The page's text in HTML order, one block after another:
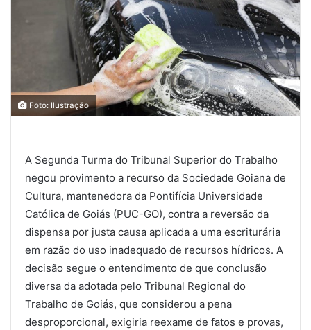
Foto: Ilustração
A Segunda Turma do Tribunal Superior do Trabalho
negou provimento a recurso da Sociedade Goiana de
Cultura, mantenedora da Pontifícia Universidade
Católica de Goiás (PUC-GO), contra a reversão da
dispensa por justa causa aplicada a uma escriturária
em razão do uso inadequado de recursos hídricos. A
decisão segue o entendimento de que conclusão
diversa da adotada pelo Tribunal Regional do
Trabalho de Goiás, que considerou a pena
desproporcional, exigiria reexame de fatos e provas,